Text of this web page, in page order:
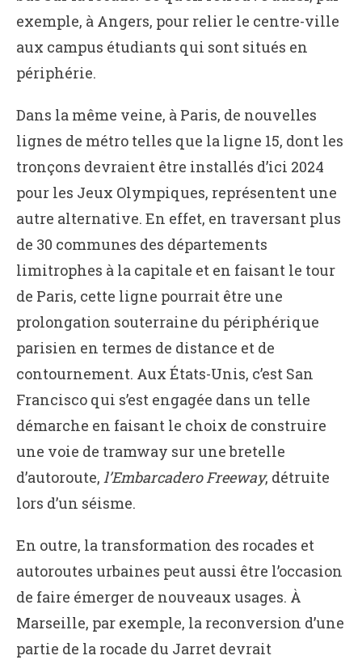
exemple, à Angers, pour relier le centre-ville
aux campus étudiants qui sont situés en
périphérie.
Dans la même veine, à Paris, de nouvelles
lignes de métro telles que la ligne 15, dont les
tronçons devraient être installés d’ici 2024
pour les Jeux Olympiques, représentent une
autre alternative. En effet, en traversant plus
de 30 communes des départements
limitrophes à la capitale et en faisant le tour
de Paris, cette ligne pourrait être une
prolongation souterraine du périphérique
parisien en termes de distance et de
contournement. Aux États-Unis, c’est San
Francisco qui s’est engagée dans un telle
démarche en faisant le choix de construire
une voie de tramway sur une bretelle
d’autoroute, l’Embarcadero Freeway, détruite
lors d’un séisme.
En outre, la transformation des rocades et
autoroutes urbaines peut aussi être l’occasion
de faire émerger de nouveaux usages. À
Marseille, par exemple, la reconversion d’une
partie de la rocade du Jarret devrait